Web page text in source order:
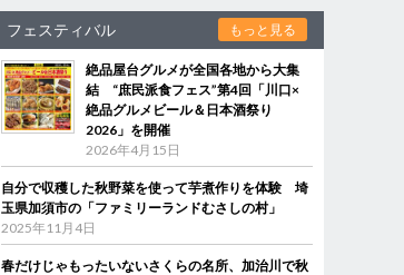
フェスティバル もっと見る
絶品屋台グルメが全国各地から大集
結 “庶民派食フェス”第4回「川口×
絶品グルメビール＆日本酒祭り
2026」を開催
2026年4月15日
自分で収穫した秋野菜を使って芋煮作りを体験 埼
玉県加須市の「ファミリーランドむさしの村」
2025年11月4日
春だけじゃもったいないさくらの名所、加治川で秋